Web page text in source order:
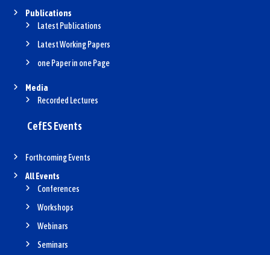
Publications
Latest Publications
Latest Working Papers
one Paper in one Page
Media
Recorded Lectures
CefES Events
Forthcoming Events
All Events
Conferences
Workshops
Webinars
Seminars